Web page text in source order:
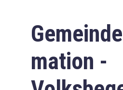
mation -